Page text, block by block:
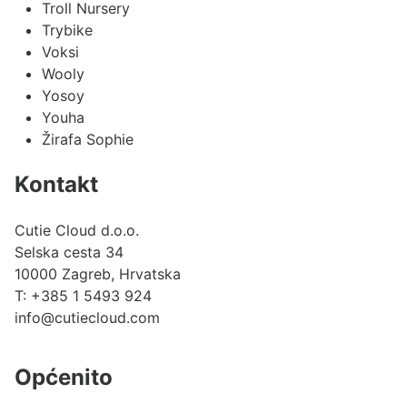
Troll Nursery
Trybike
Voksi
Wooly
Yosoy
Youha
Žirafa Sophie
Kontakt
Cutie Cloud d.o.o.
Selska cesta 34
10000 Zagreb, Hrvatska
T: +385 1 5493 924
info@cutiecloud.com
Općenito